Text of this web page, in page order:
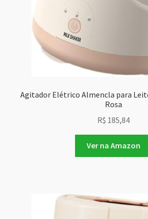
Agitador Elétrico Almencla para
Rosa
R$ 185,84
Ver na Amazon